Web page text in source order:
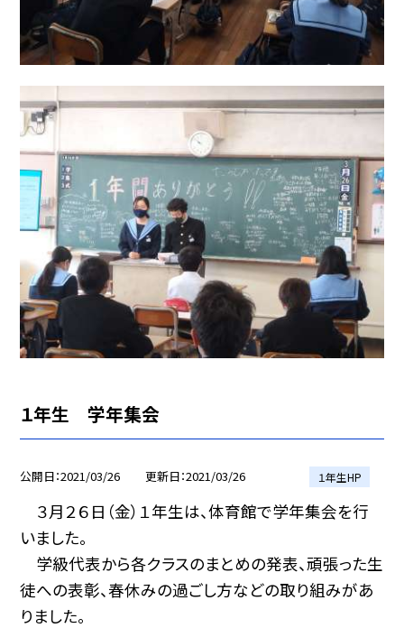
１年生 学年集会
公開日 2021/03/26 更新日 2021/03/26 １年生HP
３月２６日（金）１年生は、体育館で学年集会を行
いました。
学級代表から各クラスのまとめの発表、頑張った生
徒への表彰、春休みの過ごし方などの取り組みがあ
りました。